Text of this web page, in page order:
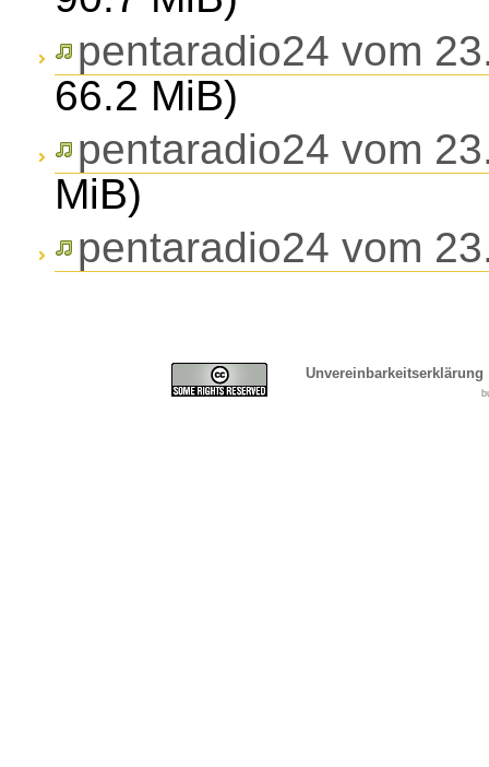
pentaradio24 vom
66.2 MiB)
pentaradio24 vom
MiB)
pentaradio24 vom
Unvereinbarkeitserklärung